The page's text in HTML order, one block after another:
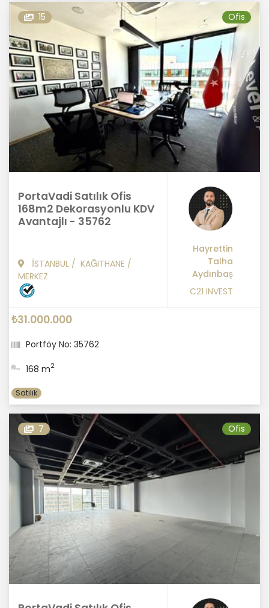
15 Ofis
PortaVadi Satılık Ofis
168m2 Dekorasyonlu KDV
Avantajlı - 35762
İSTANBUL / KAĞITHANE /
MERKEZ
Hayrettin
Talha
Aydınbaş
C21 INVEST
₺31.000.000
Portföy No: 35762
168 m2
Satılık
7 Ofis